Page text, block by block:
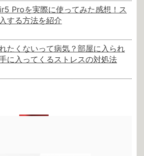
Proを実際に使ってみた感想！ス
する方法を紹介
たくないって病気？部屋に入られ
に入ってくるストレスの対処法